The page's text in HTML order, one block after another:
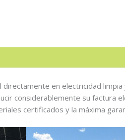
directamente en electricidad limpia
considerablemente su factura
certificados y la máxima